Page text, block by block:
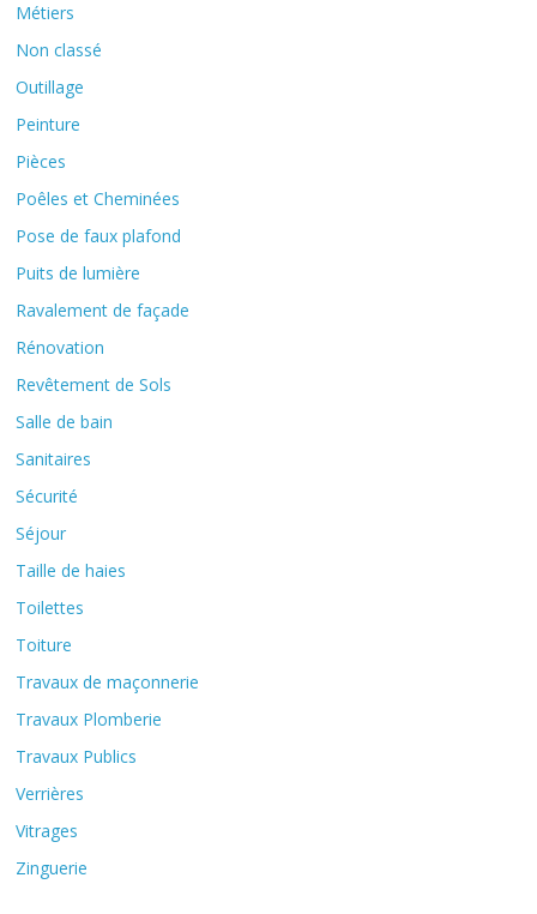
Métiers
Non classé
Outillage
Peinture
Pièces
Poêles et Cheminées
Pose de faux plafond
Puits de lumière
Ravalement de façade
Rénovation
Revêtement de Sols
Salle de bain
Sanitaires
Sécurité
Séjour
Taille de haies
Toilettes
Toiture
Travaux de maçonnerie
Travaux Plomberie
Travaux Publics
Verrières
Vitrages
Zinguerie